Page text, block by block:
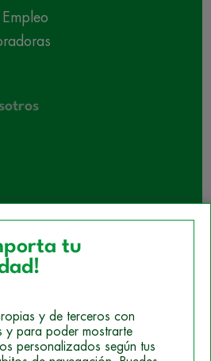
tu
y de terceros con
y para poder mostrarte
personalizados según tus